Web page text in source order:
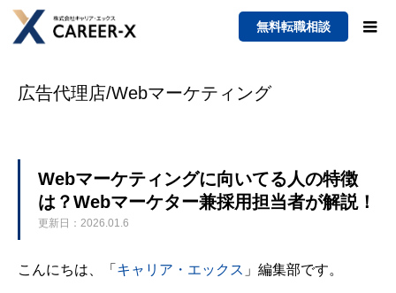
無料転職相談
広告代理店/Webマーケティング
Webマーケティングに向いてる人の特徴
は？Webマーケター兼採用担当者が解説！
更新日：2026.01.6
こんにちは、「 キャリア・エックス 」編集部です。